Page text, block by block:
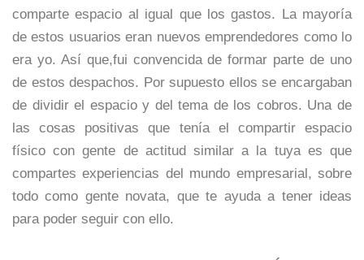
comparte espacio al igual que los gastos. La mayoría
de estos usuarios eran nuevos emprendedores como lo
era yo. Así que,fui convencida de formar parte de uno
de estos despachos. Por supuesto ellos se encargaban
de dividir el espacio y del tema de los cobros. Una de
las cosas positivas que tenía el compartir espacio
físico con gente de actitud similar a la tuya es que
compartes experiencias del mundo empresarial, sobre
todo como gente novata, que te ayuda a tener ideas
para poder seguir con ello.